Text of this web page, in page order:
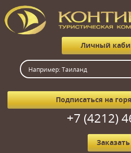
Личный
Подписаться на
+7 (4212)